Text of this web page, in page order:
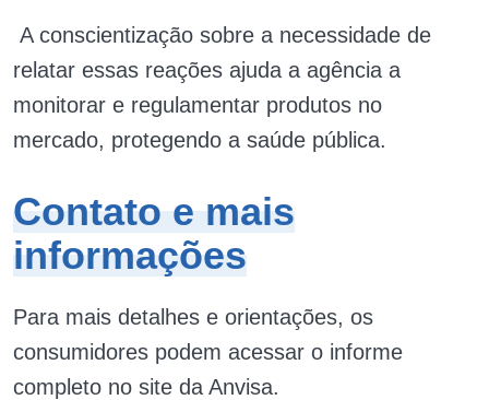
A conscientização sobre a necessidade de
relatar essas reações ajuda a agência a
monitorar e regulamentar produtos no
mercado, protegendo a saúde pública.
Contato e mais
informações
Para mais detalhes e orientações, os
consumidores podem acessar o informe
completo no site da Anvisa.